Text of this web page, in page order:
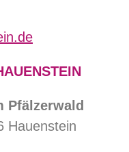
Pfälzerwald
Hauenstein